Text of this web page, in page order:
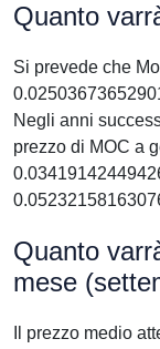
Quanto
Si prevede che
Negli anni
prezzo di MOC a
Quanto
mese
Il prezzo medio